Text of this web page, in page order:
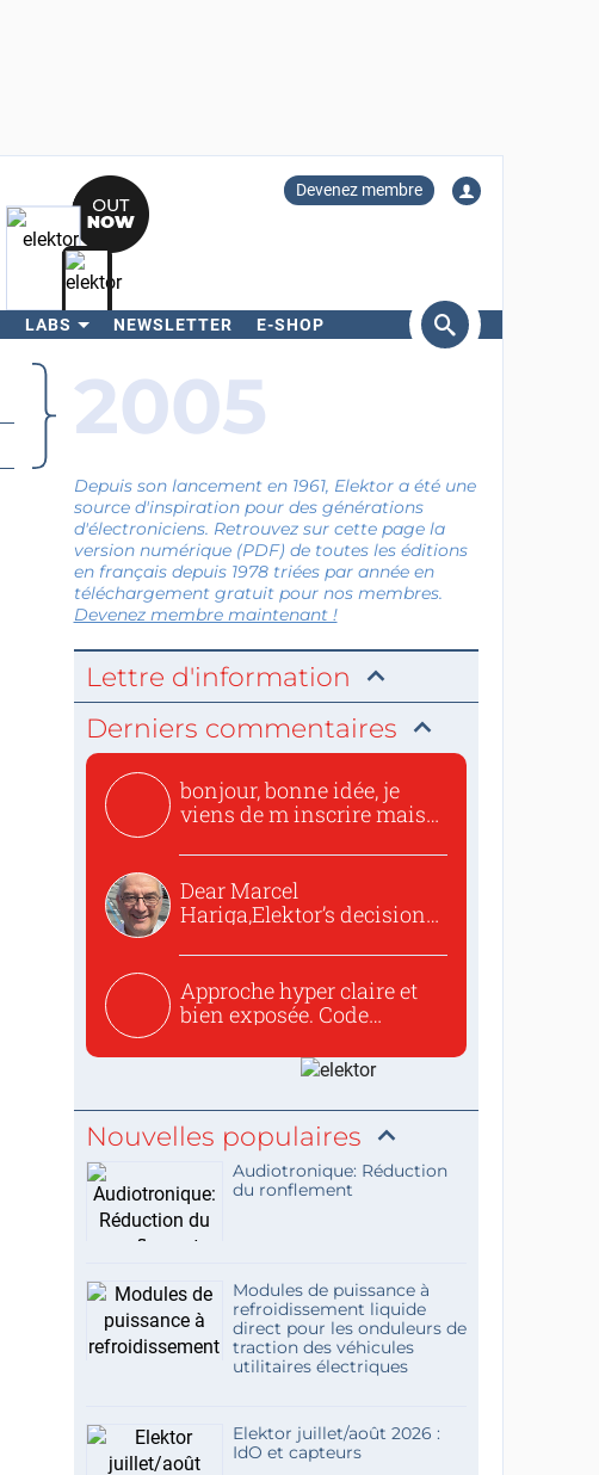
Devenez membre
LABS NEWSLETTER E-SHOP
Rechercher2005
Depuis son lancement en 1961, Elektor a été une
source d'inspiration pour des générations
d'électroniciens. Retrouvez sur cette page la
version numérique (PDF) de toutes les éditions
en français depuis 1978 triées par année en
téléchargement gratuit pour nos membres.
Devenez membre maintenant !
Lettre d'information
Derniers commentaires
bonjour, bonne idée, je
viens de m inscrire mais
Dear Marcel
Hariga,Elektor’s decision
Approche hyper claire et
bien exposée. Code
Nouvelles populaires
Audiotronique: Réduction
du ronflement
Modules de puissance à
refroidissement liquide
direct pour les onduleurs de
traction des véhicules
utilitaires électriques
Elektor juillet/août 2026 :
IdO et capteurs